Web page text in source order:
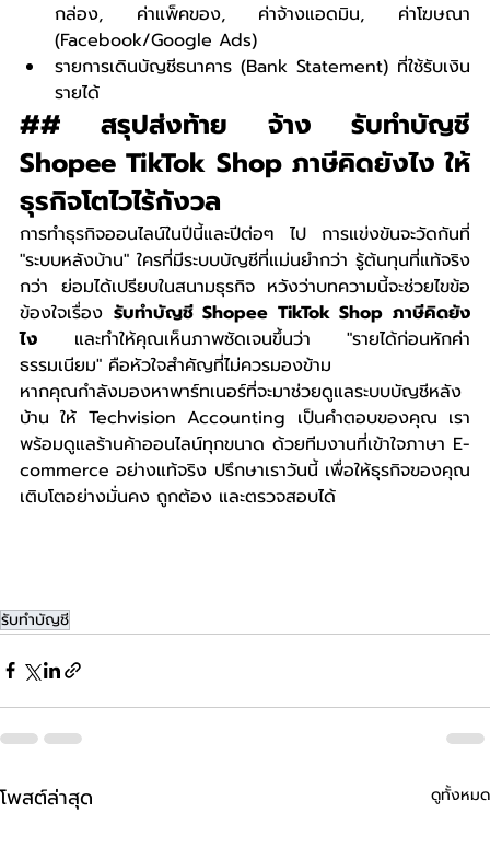
กล่อง, ค่าแพ็คของ, ค่าจ้างแอดมิน, ค่าโฆษณา
(Facebook/Google Ads)
รายการเดินบัญชีธนาคาร (Bank Statement) ที่ใช้รับเงิน
รายได้
## สรุปส่งท้าย จ้าง รับทำบัญชี
Shopee TikTok Shop ภาษีคิดยังไง ให้
ธุรกิจโตไวไร้กังวล
การทำธุรกิจออนไลน์ในปีนี้และปีต่อๆ ไป การแข่งขันจะวัดกันที่
"ระบบหลังบ้าน" ใครที่มีระบบบัญชีที่แม่นยำกว่า รู้ต้นทุนที่แท้จริง
กว่า ย่อมได้เปรียบในสนามธุรกิจ หวังว่าบทความนี้จะช่วยไขข้อ
ข้องใจเรื่อง รับทำบัญชี Shopee TikTok Shop ภาษีคิดยัง
ไง และทำให้คุณเห็นภาพชัดเจนขึ้นว่า "รายได้ก่อนหักค่า
ธรรมเนียม" คือหัวใจสำคัญที่ไม่ควรมองข้าม
หากคุณกำลังมองหาพาร์ทเนอร์ที่จะมาช่วยดูแลระบบบัญชีหลัง
บ้าน ให้ Techvision Accounting เป็นคำตอบของคุณ เรา
พร้อมดูแลร้านค้าออนไลน์ทุกขนาด ด้วยทีมงานที่เข้าใจภาษา E-
commerce อย่างแท้จริง ปรึกษาเราวันนี้ เพื่อให้ธุรกิจของคุณ
เติบโตอย่างมั่นคง ถูกต้อง และตรวจสอบได้
รับทำบัญชี
โพสต์ล่าสุด ดูทั้งหมด